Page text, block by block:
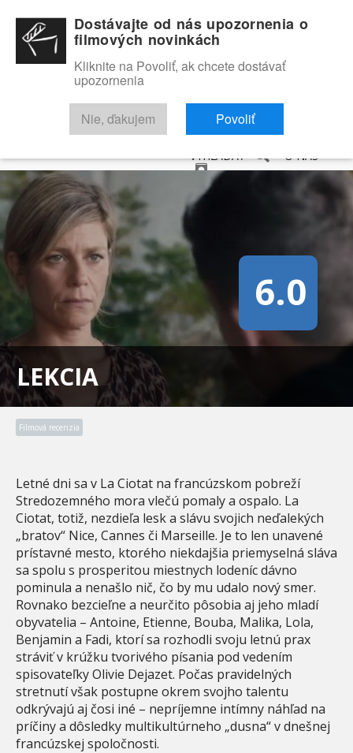
RECENZIE TRAILERY FILMOVÁ DATABÁZA
VYHĽADAŤ O NÁS
LEKCIA
6.0
Filmová recenzia
Letné dni sa v La Ciotat na francúzskom pobreží
Stredozemného mora vlečú pomaly a ospalo. La
Ciotat, totiž, nezdieľa lesk a slávu svojich neďalekých
„bratov“ Nice, Cannes či Marseille. Je to len unavené
prístavné mesto, ktorého niekdajšia priemyselná sláva
sa spolu s prosperitou miestnych lodeníc dávno
pominula a nenašlo nič, čo by mu udalo nový smer.
Rovnako bezcieľne a neurčito pôsobia aj jeho mladí
obyvatelia – Antoine, Etienne, Bouba, Malika, Lola,
Benjamin a Fadi, ktorí sa rozhodli svoju letnú prax
stráviť v krúžku tvorivého písania pod vedením
spisovateľky Olivie Dejazet. Počas pravidelných
stretnutí však postupne okrem svojho talentu
odkrývajú aj čosi iné – nepríjemne intímny náhľad na
príčiny a dôsledky multikultúrneho „dusna“ v dnešnej
francúzskej spoločnosti.
Dostávajte od nás upozornenia o
filmových novinkách
Kliknite na Povoliť, ak chcete dostávať
upozornenia
Nie, ďakujem Povoliť